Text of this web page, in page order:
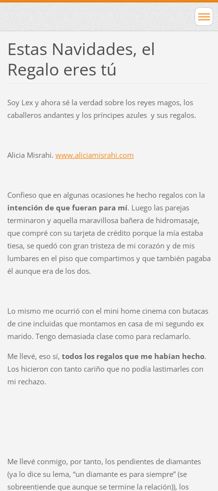
Estas Navidades, el
Regalo eres tú
Soy Lex y ahora sé la verdad sobre los reyes magos, los
caballeros andantes y los príncipes azules y sus regalos.
Alicia Misrahi. www.aliciamisrahi.com
Confieso que en algunas ocasiones he hecho regalos con la
intención de que fueran para mí. Luego las parejas
terminaron y aquella maravillosa bañera de hidromasaje,
que compré con su tarjeta de crédito porque la mía estaba
tiesa, se quedó con gran tristeza de mi corazón y de mis
lumbares en el piso que compartimos y que también pagaba
él aunque era de los dos.
Lo mismo me ocurrió con el mini home cinema con butacas
de cine incluidas que montamos en casa de mi segundo ex
marido. Tengo demasiada clase como para reclamarlo.
Me llevé, eso sí, todos los regalos que me habían hecho.
Los hicieron con tanto cariño que no podía lastimarles con
mi rechazo.
Me llevé conmigo, por tanto, los pendientes de diamantes
(ya lo dice su lema, “un diamante es para siempre” (se
sobreentiende que aunque se termine la relación)), los